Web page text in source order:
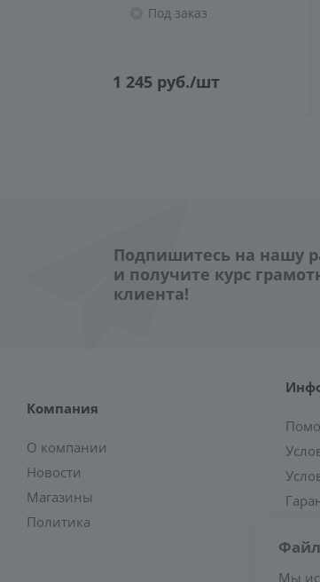
Под заказ
1 245руб./шт
Подпишитесь на нашу
и получите курс
клиента!
Компания
О компании
Новости
Магазины
Политика
Мы